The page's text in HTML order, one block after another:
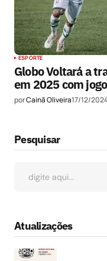
ESPORTE
Globo Voltará a
em 2025 com
porCainã Oliveira17/12/
Pesquisar
Atualizações